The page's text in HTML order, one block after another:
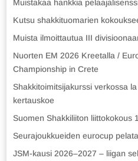
Muistakaa hankkia
Kutsu shakkituomarien
Muista ilmoittautua III
Nuorten EM 2026 Kreetalla /
Championship in Crete
Shakkitoimitsijakurssi verkossa
kertauskoe
Suomen Shakkiliiton liittokokous
Seurajoukkueiden eurocup
JSM-kausi 2026–2027 – liigan